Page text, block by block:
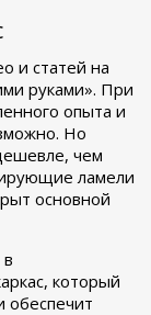
и статей на
руками». При
опыта и
Но
чем
ламели
основной
который
обеспечит